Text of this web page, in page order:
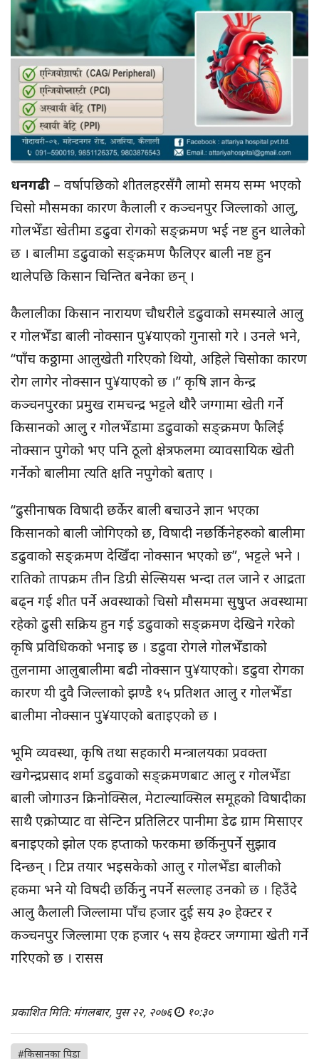
धनगढी – वर्षापछिको शीतलहरसँगै लामो समय सम्म भएको
चिसो मौसमका कारण कैलाली र कञ्चनपुर जिल्लाको आलु,
गोलभेँडा खेतीमा डढुवा रोगको सङ्क्रमण भई नष्ट हुन थालेको
छ । बालीमा डढुवाको सङ्क्रमण फैलिएर बाली नष्ट हुन
थालेपछि किसान चिन्तित बनेका छन् ।
कैलालीका किसान नारायण चौधरीले डढुवाको समस्याले आलु
र गोलभेँडा बाली नोक्सान पु¥याएको गुनासो गरे । उनले भने,
“पाँच कठ्ठामा आलुखेती गरिएको थियो, अहिले चिसोका कारण
रोग लागेर नोक्सान पु¥याएको छ ।” कृषि ज्ञान केन्द्र
कञ्चनपुरका प्रमुख रामचन्द्र भट्टले थौरै जग्गामा खेती गर्ने
किसानको आलु र गोलभेँडामा डढुवाको सङ्क्रमण फैलिई
नोक्सान पुगेको भए पनि ठूलो क्षेत्रफलमा व्यावसायिक खेती
गर्नेको बालीमा त्यति क्षति नपुगेको बताए ।
“ढुसीनाषक विषादी छर्केर बाली बचाउने ज्ञान भएका
किसानको बाली जोगिएको छ, विषादी नछर्किनेहरुको बालीमा
डढुवाको सङ्क्रमण देखिँदा नोक्सान भएको छ”, भट्टले भने ।
रातिको तापक्रम तीन डिग्री सेल्सियस भन्दा तल जाने र आद्रता
बढ्न गई शीत पर्ने अवस्थाको चिसो मौसममा सुषुुप्त अवस्थामा
रहेको ढुसी सक्रिय हुन गई डढुवाको सङ्क्रमण देखिने गरेको
कृषि प्रविधिकको भनाइ छ । डढुवा रोगले गोलभेँडाको
तुलनामा आलुबालीमा बढी नोक्सान पु¥याएको। डढुवा रोगका
कारण यी दुवै जिल्लाको झण्डै १५ प्रतिशत आलु र गोलभेँडा
बालीमा नोक्सान पु¥याएको बताइएको छ ।
भूमि व्यवस्था, कृषि तथा सहकारी मन्त्रालयका प्रवक्ता
खगेन्द्रप्रसाद शर्मा डढुवाको सङ्क्रमणबाट आलु र गोलभेँडा
बाली जोगाउन क्रिनोक्सिल, मेटाल्याक्सिल समूहको विषादीका
साथै एक्रोप्याट वा सेन्टिन प्रतिलिटर पानीमा डेढ ग्राम मिसाएर
बनाइएको झोल एक हप्ताको फरकमा छर्किनुपर्ने सुझाव
दिन्छन् । टिप्न तयार भइसकेको आलु र गोलभेँडा बालीको
हकमा भने यो विषदी छर्किनु नपर्ने सल्लाह उनको छ । हिउँदे
आलु कैलाली जिल्लामा पाँच हजार दुई सय ३० हेक्टर र
कञ्चनपुर जिल्लामा एक हजार ५ सय हेक्टर जग्गामा खेती गर्ने
गरिएको छ । रासस
प्रकाशित मिति: मंगलबार, पुस २२, २०७६ १०:३०
#किसानका पिडा